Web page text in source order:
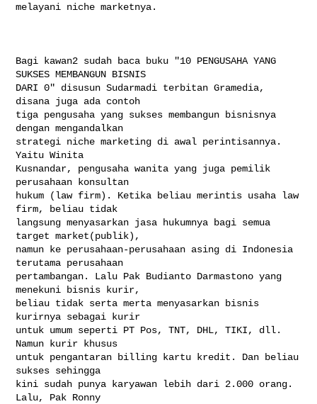
melayani niche marketnya.
Bagi kawan2 sudah baca buku "10 PENGUSAHA YANG
SUKSES MEMBANGUN BISNIS
DARI 0" disusun Sudarmadi terbitan Gramedia,
disana juga ada contoh
tiga pengusaha yang sukses membangun bisnisnya
dengan mengandalkan
strategi niche marketing di awal perintisannya.
Yaitu Winita
Kusnandar, pengusaha wanita yang juga pemilik
perusahaan konsultan
hukum (law firm). Ketika beliau merintis usaha law
firm, beliau tidak
langsung menyasarkan jasa hukumnya bagi semua
target market(publik),
namun ke perusahaan-perusahaan asing di Indonesia
terutama perusahaan
pertambangan. Lalu Pak Budianto Darmastono yang
menekuni bisnis kurir,
beliau tidak serta merta menyasarkan bisnis
kurirnya sebagai kurir
untuk umum seperti PT Pos, TNT, DHL, TIKI, dll.
Namun kurir khusus
untuk pengantaran billing kartu kredit. Dan beliau
sukses sehingga
kini sudah punya karyawan lebih dari 2.000 orang.
Lalu, Pak Ronny